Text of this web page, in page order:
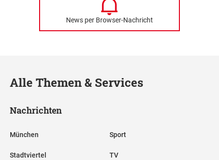
News per Browser-Nachricht
Alle Themen & Services
Nachrichten
München
Stadtviertel
Sport
TV